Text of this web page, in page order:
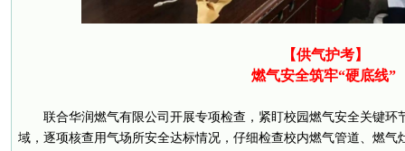
【供气护考】
燃气安全筑牢“硬底线”
联合华润燃气有限公司开展专项检查，紧盯校园燃气安全关键环
域，逐项核查用气场所安全达标情况，仔细检查校内燃气管道、燃气